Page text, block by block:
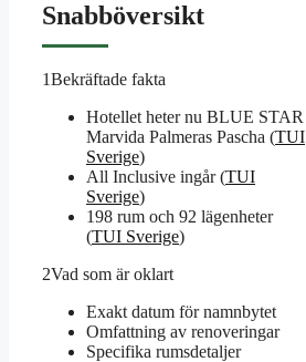
Snabböversikt
1Bekräftade fakta
Hotellet heter nu BLUE STAR
Marvida Palmeras Pascha (TUI
Sverige)
All Inclusive ingår (TUI
Sverige)
198 rum och 92 lägenheter
(TUI Sverige)
2Vad som är oklart
Exakt datum för namnbytet
Omfattning av renoveringar
Specifika rumsdetaljer